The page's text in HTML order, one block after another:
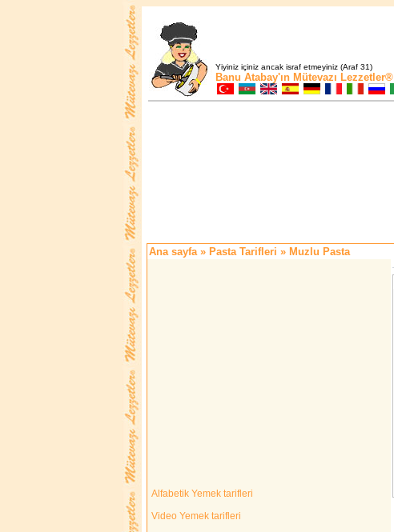
Yiyiniz içiniz ancak israf etmeyiniz (Araf 31)
Banu Atabay'ın Mütevazı Lezzetler®
Ana sayfa» Pasta Tarifleri » Muzlu Pasta
Alfabetik Yemek tarifleri
Video Yemek tarifleri